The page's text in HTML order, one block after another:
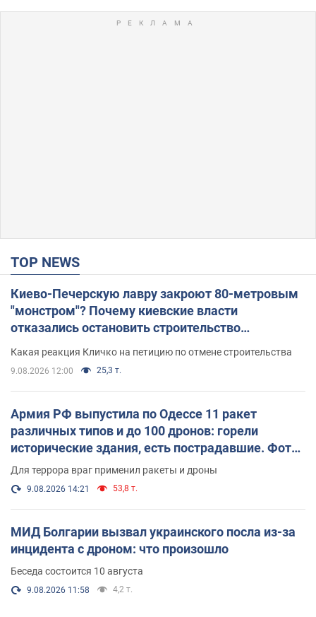
TOP NEWS
Киево-Печерскую лавру закроют 80-метровым
"монстром"? Почему киевские власти
отказались остановить строительство
Какая реакция Кличко на петицию по отмене строительства
9.08.2026 12:00 25,3 т.
Армия РФ выпустила по Одессе 11 ракет
различных типов и до 100 дронов: горели
исторические здания, есть пострадавшие. Фото
и видео
Для террора враг применил ракеты и дроны
9.08.2026 14:21 53,8 т.
МИД Болгарии вызвал украинского посла из-за
инцидента с дроном: что произошло
Беседа состоится 10 августа
9.08.2026 11:58 4,2 т.